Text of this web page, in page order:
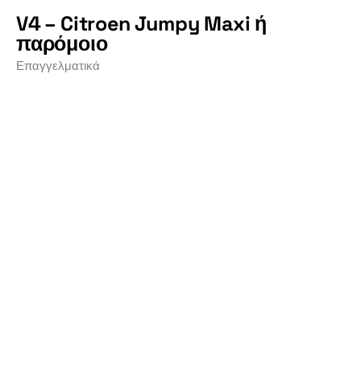
V4 – Citroen Jumpy Maxi ή
παρόμοιο
Επαγγελματικά